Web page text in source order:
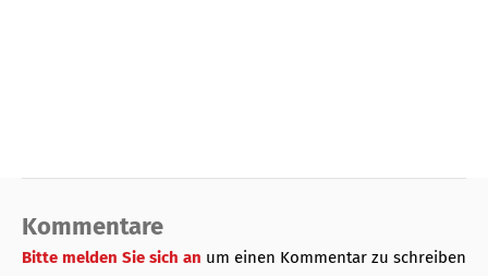
Kommentare
Bitte melden Sie sich an um einen Kommentar zu schreiben